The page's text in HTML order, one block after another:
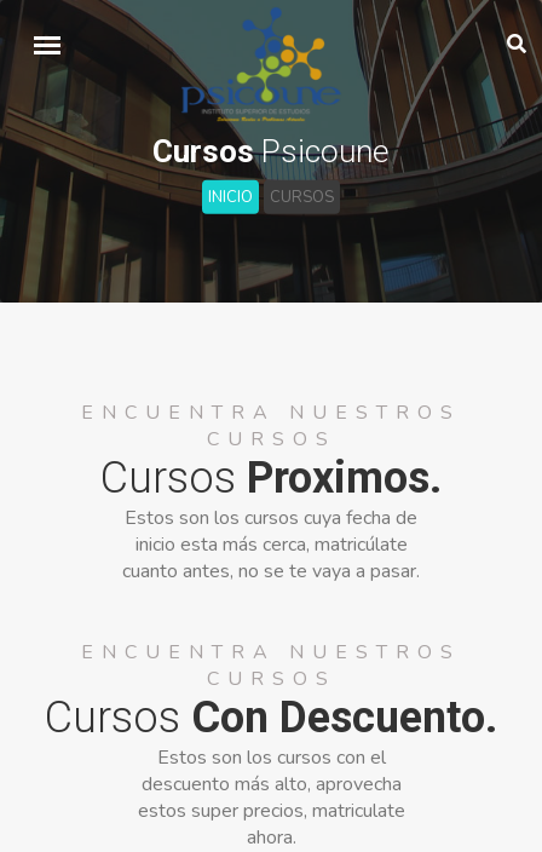
CursosPsicoune
INICIO CURSOS
ENCUENTRA NUESTROS
CURSOS
Cursos Proximos.
Estos son los cursos cuya fecha de
inicio esta más cerca, matricúlate
cuanto antes, no se te vaya a pasar.
ENCUENTRA NUESTROS
CURSOS
Cursos Con Descuento.
Estos son los cursos con el
descuento más alto, aprovecha
estos super precios, matriculate
ahora.